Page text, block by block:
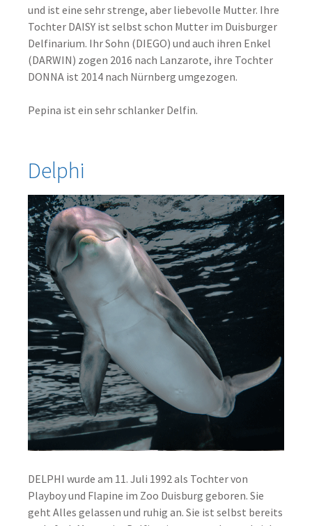
und ist eine sehr strenge, aber liebevolle Mutter. Ihre
Tochter DAISY ist selbst schon Mutter im Duisburger
Delfinarium. Ihr Sohn (DIEGO) und auch ihren Enkel
(DARWIN) zogen 2016 nach Lanzarote, ihre Tochter
DONNA ist 2014 nach Nürnberg umgezogen.
Pepina ist ein sehr schlanker Delfin.
Delphi
DELPHI wurde am 11. Juli 1992 als Tochter von
Playboy und Flapine im Zoo Duisburg geboren. Sie
geht Alles gelassen und ruhig an. Sie ist selbst bereits